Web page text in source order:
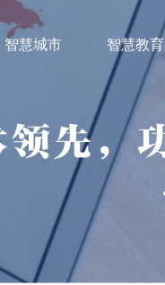
智慧城市 智慧教育